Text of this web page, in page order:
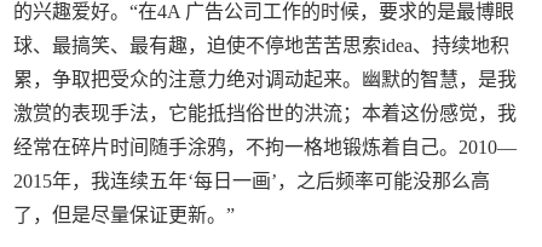
的兴趣爱好。“在4A 广告公司工作的时候，要求的是最博眼
球、最搞笑、最有趣，迫使不停地苦苦思索idea、持续地积
累，争取把受众的注意力绝对调动起来。幽默的智慧，是我
激赏的表现手法，它能抵挡俗世的洪流；本着这份感觉，我
经常在碎片时间随手涂鸦，不拘一格地锻炼着自己。2010—
2015年，我连续五年‘每日一画’，之后频率可能没那么高
了，但是尽量保证更新。”